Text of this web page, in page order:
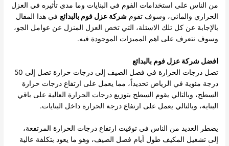
من الناس على استخدامات الفوم في البنايات وما مدى تأثيره في العزل
الحراري والمائي، وسوف تقومشركة عزل فوم بالبدائع في هذا المقال
بالإجابة عن كل تلك الاسئلة، التي تخص العزل المنزل عن عوامل الجو،
وسوف نتعرف على اهم المميزات الموجودة فيه.
افضل شركة عزل فوم بالبدائع
تصل درجات الحرارة في فصل الصيف إلى درجات حرارة تصل إلى 50
درجة مئوية في الرياض تحديداً، مما يعمل على ارتفاع درجات حرارة
السطح، وبالتالي يقوم السطح بتوزيع درجات الحرارة العالية على باقي
البناية، وبالتالي يعمل على ارتفاع درجة الحرارة داخل البنايات.
يضطر العديد من الناس في توقيت ارتفاع درجات الحرارة المرتفعة،
إلى تشغيل المكيف طول أيام فصل الصيف، وهو ما يعود بتكلفة عالية